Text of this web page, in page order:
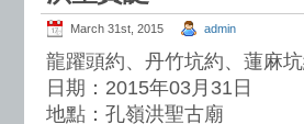
March 31st, 2015 admin
龍躍頭約、丹竹坑約、蓮麻
日期：2015年03月31日
地點：孔嶺洪聖古廟